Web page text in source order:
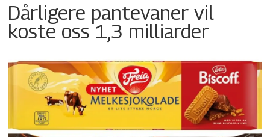
Dårligere pantevaner vil
koste oss 1,3 milliarder